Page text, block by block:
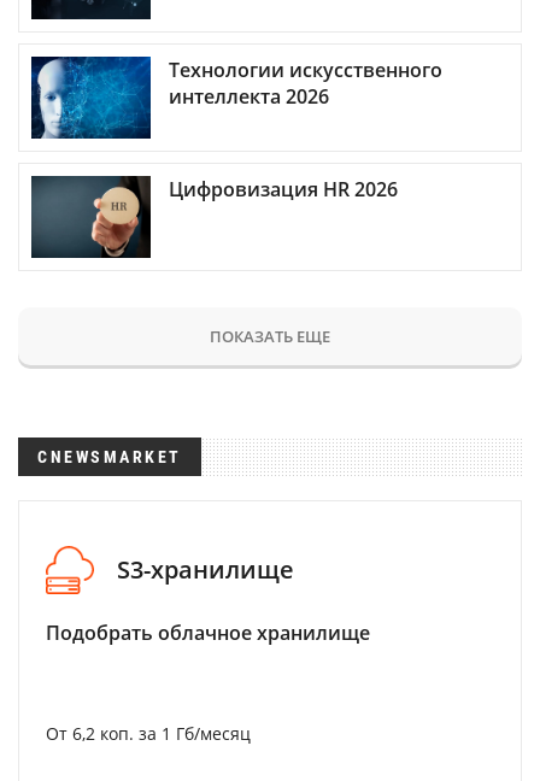
Технологии искусственного
интеллекта 2026
Цифровизация HR 2026
ПОКАЗАТЬ ЕЩЕ
CNEWSMARKET
S3-хранилище
Подобрать облачное хранилище
От 6,2 коп. за 1 Гб/месяц